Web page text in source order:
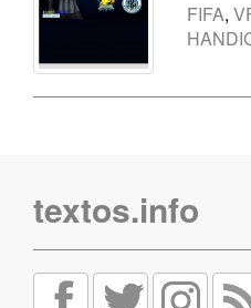
FIFA,
textos.info